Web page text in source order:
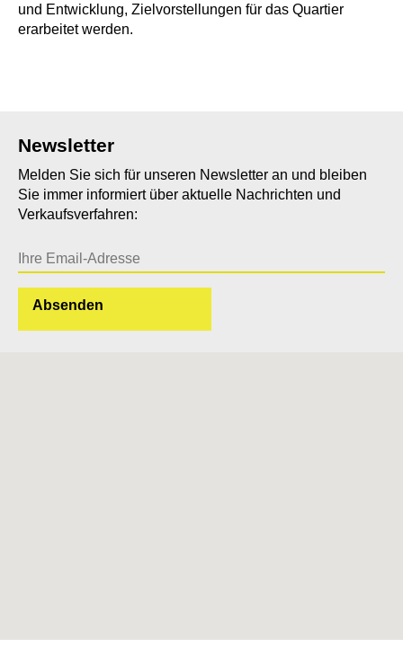
und Entwicklung, Zielvorstellungen für das Quartier
erarbeitet werden.
Newsletter
Melden Sie sich für unseren Newsletter an und bleiben
Sie immer informiert über aktuelle Nachrichten und
Verkaufsverfahren: